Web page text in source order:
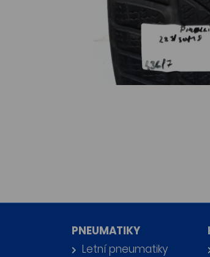
PNEUMATIKY
Letní pneumatiky